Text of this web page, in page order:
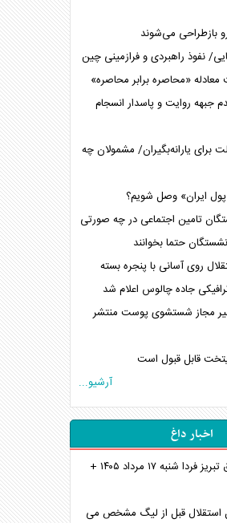
بازطراحی می‌شوند
نفوذ راهبردی و فرازمینی چین
معادله «محاصره برابر محاصره»
جبهه روایت و پاسدار انسجام
برای یارانه‌بگیران/ مشمولان چه
ایران» وصل شویم؟
تامین اجتماعی در چه صورتی
حتما بخوانند
روی آسانی با پنجره بسته
جاده چالوس اعلام شد
مجاز شستشوی پوست منتشر
قابل قبول است
آرشیو...
اخبار داغ
جدول قطعی برق تبریز فردا شنبه ۱۷ مرداد ۱۴۰۵ +
استقلال قبل از لیگ مشخص می